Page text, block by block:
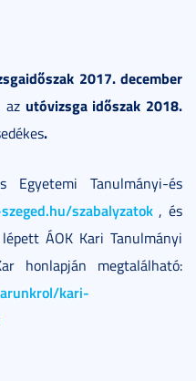
2017. december
az utóvizsga időszak 2018.
.
Egyetemi Tanulmányi-és
szabalyzatok, és
ÁOK Kari Tanulmányi
honlapján megtalálható:
kari-